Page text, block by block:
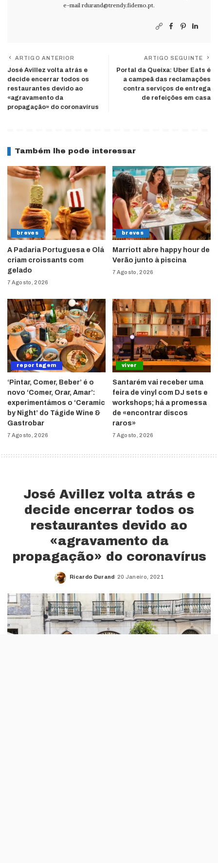
e-mail rdurand@trendy.fidemo.pt.
ARTIGO ANTERIOR
José Avillez volta atrás e
decide encerrar todos os
restaurantes devido ao
«agravamento da
propagação» do coronavírus
ARTIGO SEGUINTE
Portal da Queixa: Uber Eats é
a campeã das reclamações
contra serviços de entrega
de refeições em casa
Também lhe pode interessar
breves
A Padaria Portuguesa e Olá
criam croissants com
gelado
7 Agosto, 2026
breves
Marriott abre happy hour de
Verão junto à piscina
7 Agosto, 2026
reportagem
‘Pintar, Comer, Beber’ é o
novo ‘Comer, Orar, Amar’:
experimentámos o ‘Ceramic
by Night’ do Tágide Wine &
Gastrobar
7 Agosto, 2026
viver
Santarém vai receber uma
feira de vinyl com DJ sets e
workshops; há a promessa
de «encontrar discos
raros»
7 Agosto, 2026
José Avillez volta atrás e
decide encerrar todos os
restaurantes devido ao
«agravamento da
propagação» do coronavírus
Posted
Ricardo Durand 20 Janeiro, 2021